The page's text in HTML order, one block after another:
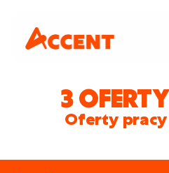
3
Oferty